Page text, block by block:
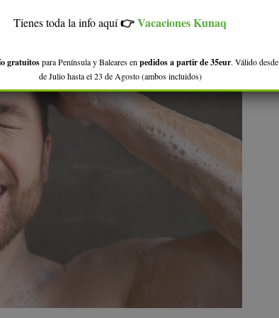
Tienes toda la info aquí👉Vacaciones Kunaq
gratuitospara Península y Baleares enpedidos a partir de 35eur. Válido
de Julio hasta el 23 de Agosto (ambos incluidos)